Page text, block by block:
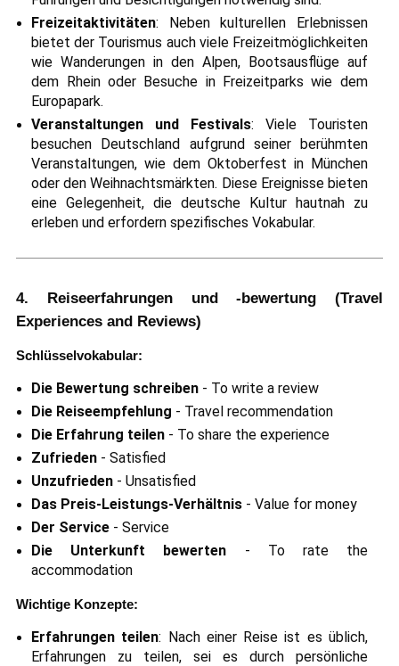
Freizeitaktivitäten: Neben kulturellen Erlebnissen
bietet der Tourismus auch viele Freizeitmöglichkeiten
wie Wanderungen in den Alpen, Bootsausflüge auf
dem Rhein oder Besuche in Freizeitparks wie dem
Europapark.
Veranstaltungen und Festivals: Viele Touristen
besuchen Deutschland aufgrund seiner berühmten
Veranstaltungen, wie dem Oktoberfest in München
oder den Weihnachtsmärkten. Diese Ereignisse bieten
eine Gelegenheit, die deutsche Kultur hautnah zu
erleben und erfordern spezifisches Vokabular.
4. Reiseerfahrungen und -bewertung (Travel
Experiences and Reviews)
Schlüsselvokabular:
Die Bewertung schreiben - To write a review
Die Reiseempfehlung - Travel recommendation
Die Erfahrung teilen - To share the experience
Zufrieden - Satisfied
Unzufrieden - Unsatisfied
Das Preis-Leistungs-Verhältnis - Value for money
Der Service - Service
Die Unterkunft bewerten - To rate the
accommodation
Wichtige Konzepte:
Erfahrungen teilen: Nach einer Reise ist es üblich,
Erfahrungen zu teilen, sei es durch persönliche